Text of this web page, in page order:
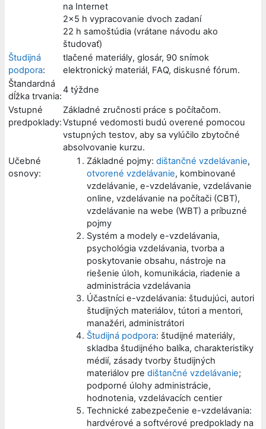
na Internet
2x5 h vypracovanie dvoch zadaní
22 h samoštúdia (vrátane návodu ako
študovať)
Študijná
podpora:
tlačené materiály, glosár, 90 snímok
elektronický materiál, FAQ, diskusné fórum.
Štandardná
dĺžka trvania:
4 týždne
Vstupné
predpoklady:
Základné zručnosti práce s počítačom.
Vstupné vedomosti budú overené pomocou
vstupných testov, aby sa vylúčilo zbytočné
absolvovanie kurzu.
Učebné
osnovy:
Základné pojmy: dištančné vzdelávanie,
otvorené vzdelávanie, kombinované
vzdelávanie, e-vzdelávanie, vzdelávanie
online, vzdelávanie na počítači (CBT),
vzdelávanie na webe (WBT) a príbuzné
pojmy
Systém a modely e-vzdelávania,
psychológia vzdelávania, tvorba a
poskytovanie obsahu, nástroje na
riešenie úloh, komunikácia, riadenie a
administrácia vzdelávania
Účastníci e-vzdelávania: študujúci, autori
študijných materiálov, tútori a mentori,
manažéri, administrátori
Študijná podpora: študijné materiály,
skladba študijného balíka, charakteristiky
médií, zásady tvorby študijných
materiálov pre dištančné vzdelávanie;
podporné úlohy administrácie,
hodnotenia, vzdelávacích centier
Technické zabezpečenie e-vzdelávania:
hardvérové a softvérové predpoklady na